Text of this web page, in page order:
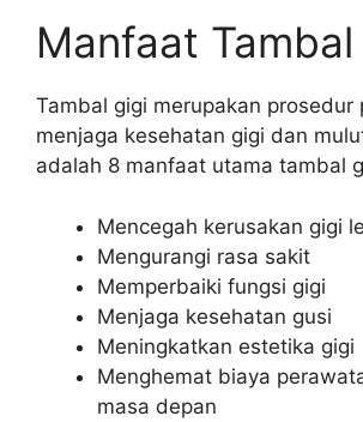
Manfaat
Tambal gigi merupakan prosedur
menjaga kesehatan gigi dan
adalah 8 manfaat utama tambal
Mencegah kerusakan gigi
Mengurangi rasa sakit
Memperbaiki fungsi gigi
Menjaga kesehatan gusi
Meningkatkan estetika gigi
Menghemat biaya
masa depan